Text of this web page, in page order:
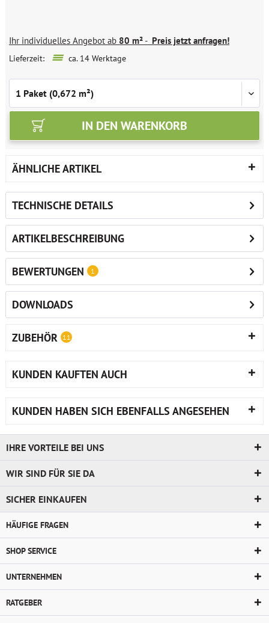
Ihr individuelles Angebot ab 80 m²- Preis jetzt anfragen!
Lieferzeit: ca. 14 Werktage
IN DEN WARENKORB
ÄHNLICHE ARTIKEL
TECHNISCHE DETAILS
ARTIKELBESCHREIBUNG
BEWERTUNGEN 1
DOWNLOADS
ZUBEHÖR 11
KUNDEN KAUFTEN AUCH
KUNDEN HABEN SICH EBENFALLS ANGESEHEN
IHRE VORTEILE BEI UNS
WIR SIND FÜR SIE DA
SICHER EINKAUFEN
HÄUFIGE FRAGEN
SHOP SERVICE
UNTERNEHMEN
RATGEBER